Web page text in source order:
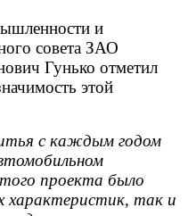
и
совета ЗАО
Гунько отметил
этой
с каждым годом
проекта было
характеристик, так и